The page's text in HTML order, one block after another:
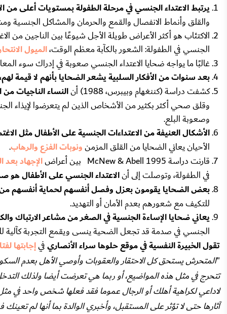
يرتبط الاعتداء الجنسي في مرحلة الطفولة بمستويات أعلى من
والقلق وأنماط الانفصال والقمع والحرمان والمشاكل الجنسية
الاكتئاب هو أكثر الأعراض طويلة الأجل شيوعًا بين الناجين من
الجنسي في الطفولة: الشعور بالكآبة معظم الوقت،الميول
غالبًا ما يواجه ضحايا الاعتداء الجنسي صعوبة في إدراك سوء
بعد سنوات من الأفكار السلبية يشعر الضحايا بأنهم لا قيمة لهم،
كشفت دراسة (كننغهام وبيبرس، 1988) أن النساء الناجيات من
وقلق صحي أكثر بكثير من الأشخاص الذين لم يتعرضوا لإيذاء
وصعوبة البلع.
الأشكال العنيفة من الاعتداءات الجنسية على الأطفال مثل
الأحيان يعاني الضحايا من القلق المزمنونوبات الفزع والرهاب.
قارنت دراسة 1995 McNew & Abell بين أعراض
الإجهاد
في الطفولة، وتوصلت إلى أنالاعتداء الجنسي على الأطفال
بعض الضحايا يقومون بعزل وفصل أنفسهم لحماية أنفسهم من
للتكيف مع شعورهم بعدم الأمان أو التهديد.
يعاني ضحايا الإساءة الجنسية في الصغر من مشاعر الارتباك
الجنسي في صدمة قد تجعل الضحية ينسى ويقمع التجربة كآلية
تقول الخبيرة النفسية في موقع حلوها سراء الأنصاريفيإجابتها
"المتحرش يستحق كل الاحتقار والعقوبات وأوصي الأهل بعدم
تتحرج في مثل هذه المواضيع، أو ربما هي تعرضت أيضا ولذلك
لاداعي لكراهية أهلك أو الرجال عموما فقد فعلها شخص واحد في
آثارها حتى لا تؤثر على المستقبل، وأخبري الوالدة بما أنها لم